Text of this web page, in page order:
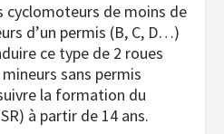
cyclomoteurs de moins de
d’un permis (B, C, D…)
ce type de 2 roues
sans permis
la formation du
à partir de 14 ans.